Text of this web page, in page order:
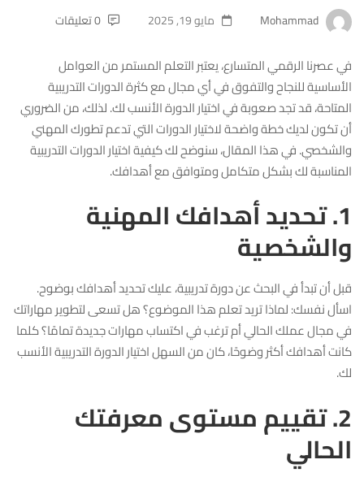
مايو 19, 2025 0 تعليقات
في عصرنا الرقمي المتسارع، يعتبر التعلم المستمر من العوامل
الأساسية للنجاح والتفوق في أي مجال مع كثرة الدورات التدريبية
المتاحة، قد تجد صعوبة في اختيار الدورة الأنسب لك. لذلك، من الضروري
أن تكون لديك خطة واضحة لاختيار الدورات التي تدعم تطورك المهني
والشخصي. في هذا المقال، سنوضح لك كيفية اختيار الدورات التدريبية
المناسبة لك بشكل متكامل ومتوافق مع أهدافك.
1. تحديد أهدافك المهنية
والشخصية
قبل أن تبدأ في البحث عن دورة تدريبية، عليك تحديد أهدافك بوضوح.
اسأل نفسك: لماذا تريد تعلم هذا الموضوع؟ هل تسعى لتطوير مهاراتك
في مجال عملك الحالي أم ترغب في اكتساب مهارات جديدة تمامًا؟ كلما
كانت أهدافك أكثر وضوحًا، كان من السهل اختيار الدورة التدريبية الأنسب
لك.
2. تقييم مستوى معرفتك
الحالي